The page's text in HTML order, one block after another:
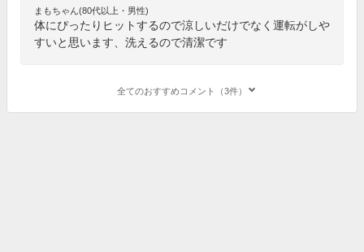
まもちゃん(80代以上・男性)
体にぴったりヒットするので涼しいだけでなく運転がしや
すいと思います、洗えるので清潔です
全てのおすすめコメント（3件）